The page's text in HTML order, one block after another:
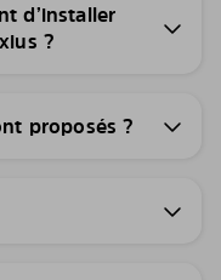
d’installer
?
proposés ?